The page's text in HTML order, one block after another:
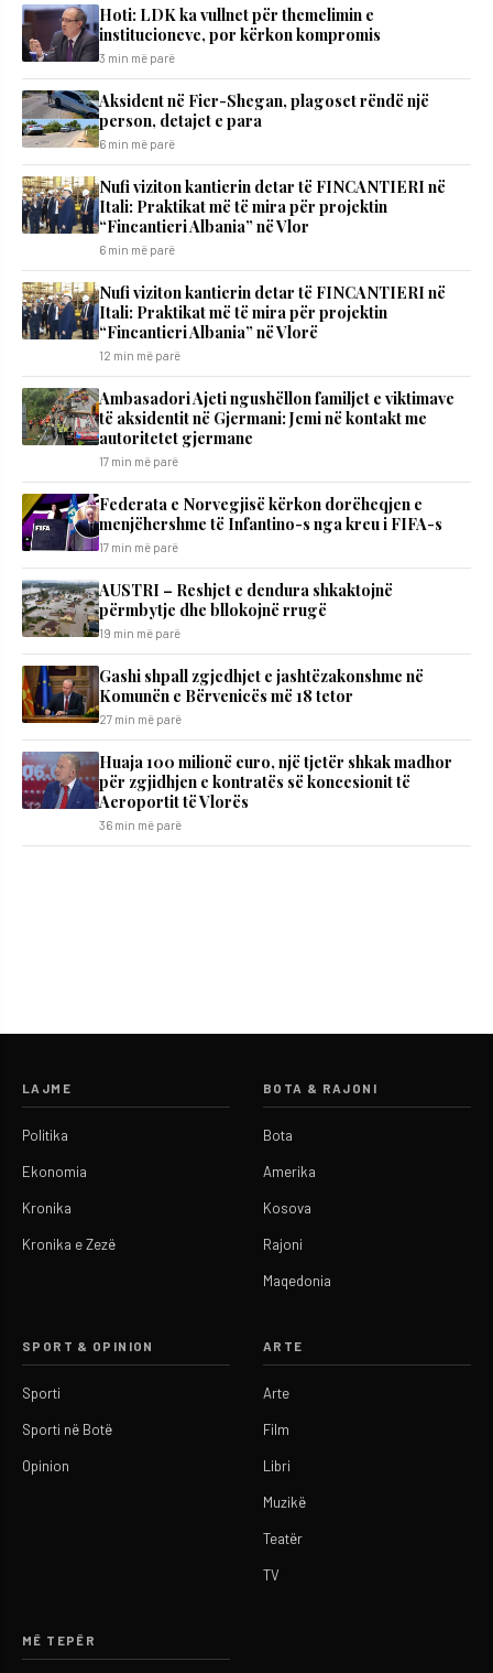
Hoti: LDK ka vullnet për themelimin e
institucioneve, por kërkon kompromis
3 min më parë
Aksident në Fier-Shegan, plagoset rëndë një
person, detajet e para
6 min më parë
Nufi viziton kantierin detar të FINCANTIERI në
Itali: Praktikat më të mira për projektin
“Fincantieri Albania” në Vlor
6 min më parë
Nufi viziton kantierin detar të FINCANTIERI në
Itali: Praktikat më të mira për projektin
“Fincantieri Albania” në Vlorë
12 min më parë
Ambasadori Ajeti ngushëllon familjet e viktimave
të aksidentit në Gjermani: Jemi në kontakt me
autoritetet gjermane
17 min më parë
Federata e Norvegjisë kërkon dorëheqjen e
menjëhershme të Infantino-s nga kreu i FIFA-s
17 min më parë
AUSTRI – Reshjet e dendura shkaktojnë
përmbytje dhe bllokojnë rrugë
19 min më parë
Gashi shpall zgjedhjet e jashtëzakonshme në
Komunën e Bërvenicës më 18 tetor
27 min më parë
Huaja 100 milionë euro, një tjetër shkak madhor
për zgjidhjen e kontratës së koncesionit të
Aeroportit të Vlorës
36 min më parë
LAJME
Politika
Ekonomia
Kronika
Kronika e Zezë
BOTA & RAJONI
Bota
Amerika
Kosova
Rajoni
Maqedonia
SPORT & OPINION
Sporti
Sporti në Botë
Opinion
ARTE
Arte
Film
Libri
Muzikë
Teatër
TV
MË TEPËR